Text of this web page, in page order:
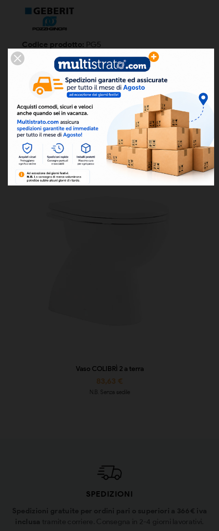
Codice prodotto: PG5
Condizione Nuovo
Codice a barre
ean13 8050000022412
ARTICOLI CORRELATI: 
Vaso COLIBRÌ 2 a terra
83,63 €
N.B. Senza sedile
SPEDIZIONI
Spedizioni gratuite per ordini pari o superiori a 366€ iva
inclusa tramite corriere. Consegna in 2-4 giorni lavorativi.